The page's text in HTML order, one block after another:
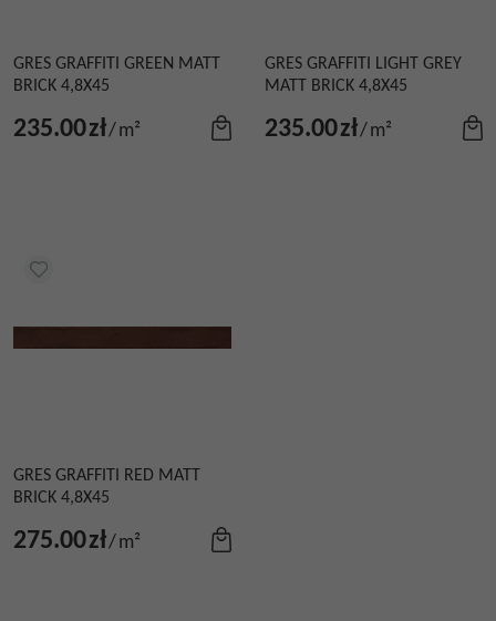
GRES GRAFFITI GREEN MATT
BRICK 4,8X45
235.00zł/m²
GRES GRAFFITI LIGHT GREY
MATT BRICK 4,8X45
235.00zł/m²
GRES GRAFFITI RED MATT
BRICK 4,8X45
275.00zł/m²